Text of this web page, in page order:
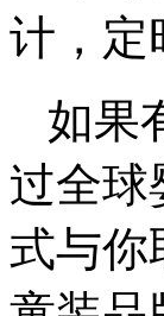
计，定
如果
过全球
式与你